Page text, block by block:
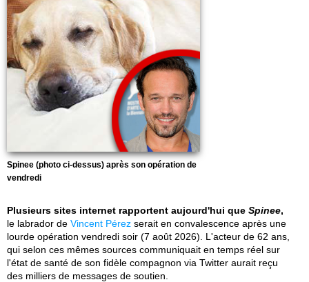
Spinee (photo ci-dessus) après son opération de
vendredi
Plusieurs sites internet rapportent aujourd'hui que Spinee,
le labrador de Vincent Pérez serait en convalescence après une
lourde opération vendredi soir (7 août 2026). L'acteur de 62 ans,
qui selon ces mêmes sources communiquait en temps réel sur
l'état de santé de son fidèle compagnon via Twitter aurait reçu
des milliers de messages de soutien.